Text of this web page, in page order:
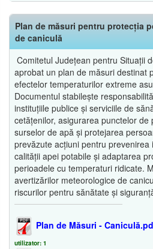
Plan de măsuri pentru protecția
de caniculă
Comitetul Județean pentru Situații
aprobat un plan de măsuri destinat
efectelor temperaturilor extreme
Documentul stabilește
instituțiile publice și serviciile de
cetățenilor, asigurarea punctelor
surselor de apă și protejarea
prevăzute acțiuni pentru prevenirea
calității apei potabile și adaptarea
perioadele cu temperaturi ridicate.
avertizărilor meteorologice de
riscurilor pentru sănătate și
Plan de Măsuri -
utilizator: 1